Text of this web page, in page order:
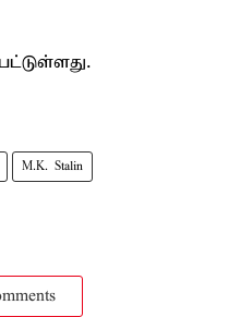
M.K. Stalin